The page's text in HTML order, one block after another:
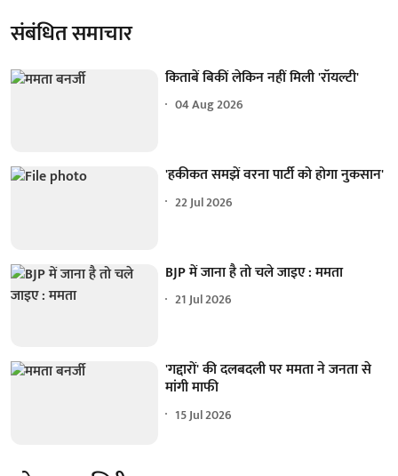
संबंधित समाचार
किताबें बिकीं लेकिन नहीं मिली 'रॉयल्टी'
04 Aug 2026
'हकीकत समझें वरना पार्टी को होगा नुकसान'
22 Jul 2026
BJP में जाना है तो चले जाइए : ममता
21 Jul 2026
'गद्दारों' की दलबदली पर ममता ने जनता से
मांगी माफी
15 Jul 2026